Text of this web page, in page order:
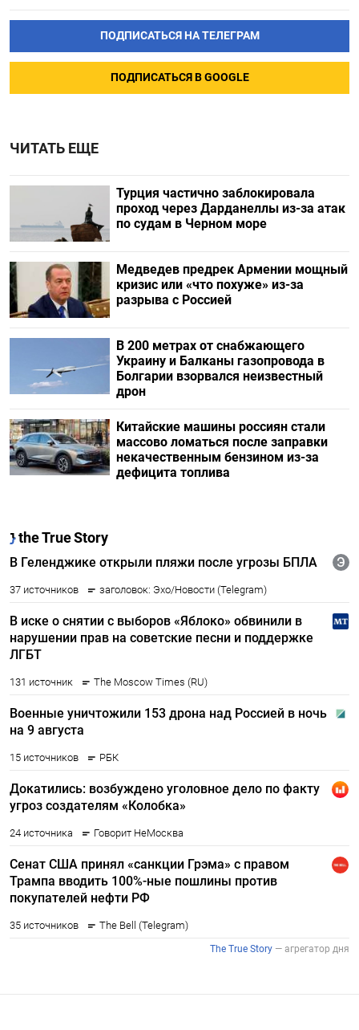
ПОДПИСАТЬСЯ НА ТЕЛЕГРАМ
ПОДПИСАТЬСЯ В GOOGLE
ЧИТАТЬ ЕЩЕ
Турция частично заблокировала
проход через Дарданеллы из-за атак
по судам в Черном море
Медведев предрек Армении мощный
кризис или «что похуже» из-за
разрыва с Россией
В 200 метрах от снабжающего
Украину и Балканы газопровода в
Болгарии взорвался неизвестный
дрон
Китайские машины россиян стали
массово ломаться после заправки
некачественным бензином из-за
дефицита топлива